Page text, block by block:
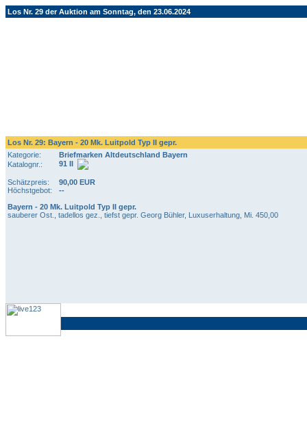
Los Nr. 29 der Auktion am Sonntag, den 23.06.2024
Los Nr. 29: Bayern - 20 Mk. Luitpold Typ II gepr.
Kategorie:
Briefmarken Altdeutschland Bayern
Katalognr.:
91 II
Schätzpreis:
90,00 EUR
Höchstgebot:
--
Bayern - 20 Mk. Luitpold Typ II gepr.
sauberer Ost., tadellos gez., tiefst gepr. Georg Bühler, Luxuserhaltung, Mi. 450,00